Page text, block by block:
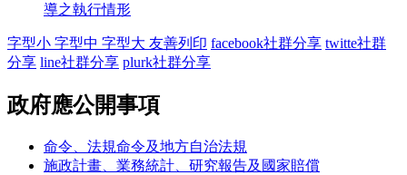
導之執行情形
字型小 字型中 字型大 友善列印 facebook社群分享 twitte社群
分享 line社群分享 plurk社群分享
政府應公開事項
命令、法規命令及地方自治法規
施政計畫、業務統計、研究報告及國家賠償